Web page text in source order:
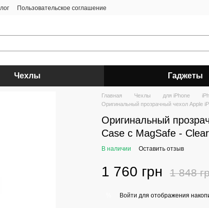
Пользовательское соглашение
Чехлы Гаджеты
Главная Чехлы для iPhone
Оригинальный прозрачный чехол Apple
Оригинальный
Case с MagSafe -
В наличии Оставить отзыв
1 760 грн 1 848
Войти для отображения